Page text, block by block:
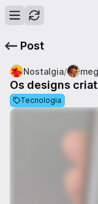
Post
Nostalgia/
Os designs
Tecnologia